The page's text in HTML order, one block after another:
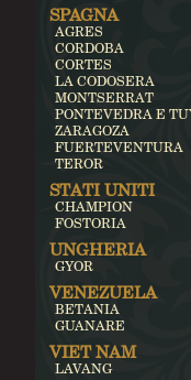
SPAGNA
AGRES
CORDOBA
CORTES
LA CODOSERA
MONTSERRAT
PONTEVEDRA E
ZARAGOZA
FUERTEVENTURA
TEROR
STATI UNITI
CHAMPION
FOSTORIA
UNGHERIA
GYOR
VENEZUELA
BETANIA
GUANARE
VIET NAM
LAVANG